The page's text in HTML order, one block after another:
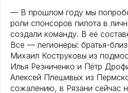
— В прошлом году мы
роли спонсоров пилота в
создали команду. В её
Все — легионеры: братья-
Михаил Коструковы из
Илья Резниченко и Пётр
Алексей Плешивых из
сожалению, в Рязани сейчас